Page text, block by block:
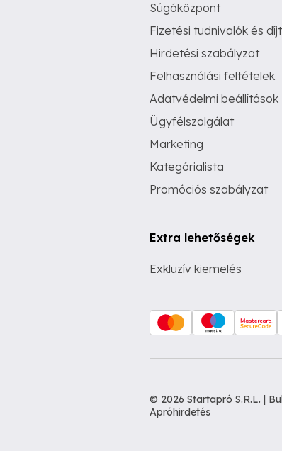
Súgóközpont
Fizetési tudnivalók és
Hirdetési szabályzat
Felhasználási feltételek
Adatvédelmi beállítások
Ügyfélszolgálat
Marketing
Kategórialista
Promóciós szabályzat
Extra lehetőségek
Exkluzív kiemelés
© 2026 Startapró S.R.L. |
Apróhirdetés